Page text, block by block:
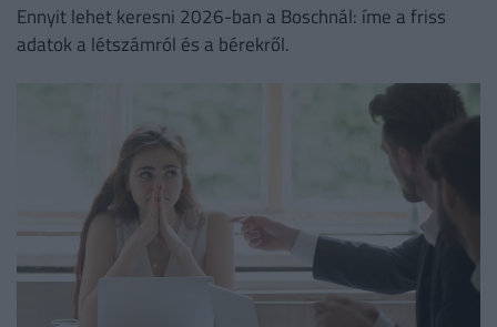
Ennyit lehet keresni 2026-ban a Boschnál: íme a friss
adatok a létszámról és a bérekről.